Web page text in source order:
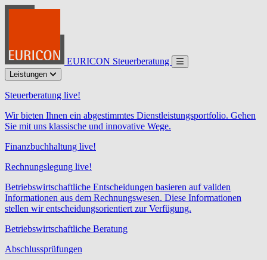
EURICON Steuerberatung
Leistungen
Steuerberatung live!
Wir bieten Ihnen ein abgestimmtes Dienstleistungsportfolio. Gehen
Sie mit uns klassische und innovative Wege.
Finanzbuchhaltung live!
Rechnungslegung live!
Betriebswirtschaftliche Entscheidungen basieren auf validen
Informationen aus dem Rechnungswesen. Diese Informationen
stellen wir entscheidungsorientiert zur Verfügung.
Betriebswirtschaftliche Beratung
Abschlussprüfungen